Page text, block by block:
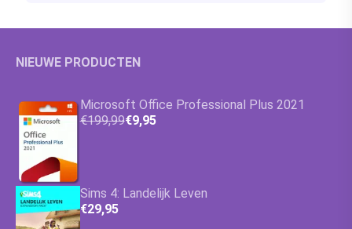
NIEUWE PRODUCTEN
Microsoft Office Professional Plus 2021
€199,99€9,95
Sims 4: Landelijk Leven
€29,95